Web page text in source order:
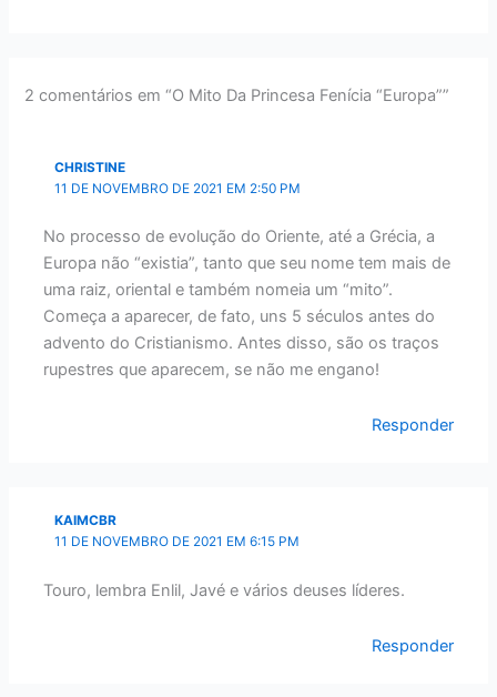
2 comentários em “O Mito Da Princesa Fenícia “Europa””
CHRISTINE
11 DE NOVEMBRO DE 2021 EM 2:50 PM
No processo de evolução do Oriente, até a Grécia, a
Europa não “existia”, tanto que seu nome tem mais de
uma raiz, oriental e também nomeia um “mito”.
Começa a aparecer, de fato, uns 5 séculos antes do
advento do Cristianismo. Antes disso, são os traços
rupestres que aparecem, se não me engano!
Responder
KAIMCBR
11 DE NOVEMBRO DE 2021 EM 6:15 PM
Touro, lembra Enlil, Javé e vários deuses líderes.
Responder